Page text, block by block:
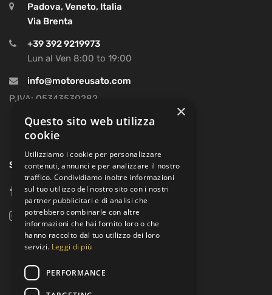
Padova, Veneto, Italia
Via Brenta
+39 392 9219973
Lun al Ven 8:00 to 19:00
info@motoreusato.com
P.IVA: 05343530282
SOCIAL
facebook
instagram
×
Questo sito web utilizza
cookie
Utilizziamo i cookie per personalizzare
contenuti, annunci e per analizzare il nostro
traffico. Condividiamo inoltre informazioni
sul tuo utilizzo del nostro sito con i nostri
partner pubblicitari e di analisi che
potrebbero combinarle con altre
informazioni che hai fornito loro o che
hanno raccolto dal tuo utilizzo dei loro
servizi. Leggi di più
PERFORMANCE